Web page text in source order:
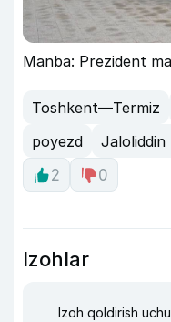
Manba: Prezident
Toshkent—Termiz
poyezd
Jaloliddin
2
0
Izohlar
Izoh qoldirish